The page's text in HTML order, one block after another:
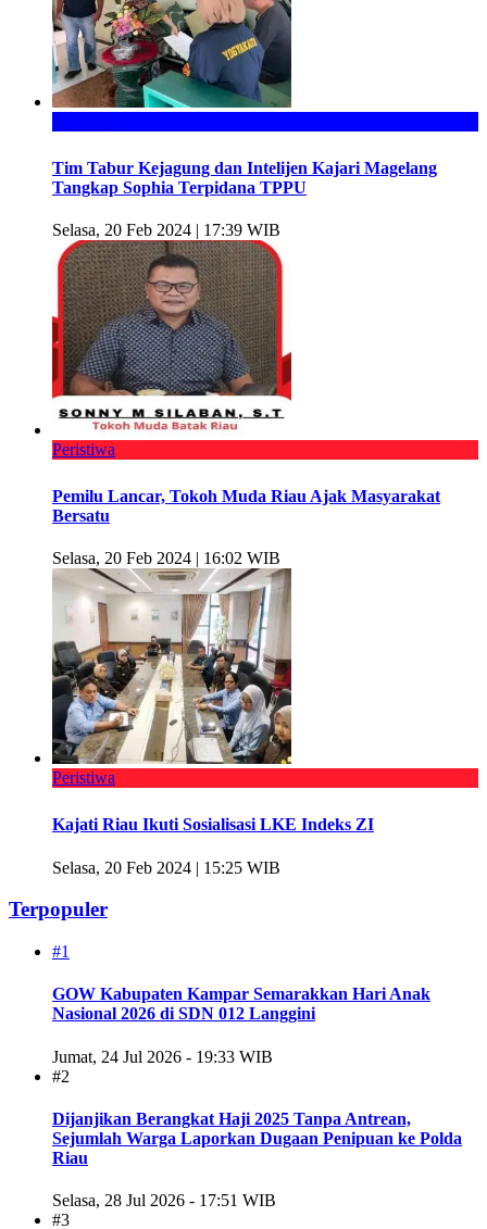
Tim Tabur Kejagung dan Intelijen Kajari Magelang
Tangkap Sophia Terpidana TPPU
Selasa, 20 Feb 2024 | 17:39 WIB
Peristiwa
Pemilu Lancar, Tokoh Muda Riau Ajak Masyarakat
Bersatu
Selasa, 20 Feb 2024 | 16:02 WIB
Peristiwa
Kajati Riau Ikuti Sosialisasi LKE Indeks ZI
Selasa, 20 Feb 2024 | 15:25 WIB
Terpopuler
#1
GOW Kabupaten Kampar Semarakkan Hari Anak
Nasional 2026 di SDN 012 Langgini
Jumat, 24 Jul 2026 - 19:33 WIB
#2
Dijanjikan Berangkat Haji 2025 Tanpa Antrean,
Sejumlah Warga Laporkan Dugaan Penipuan ke Polda
Riau
Selasa, 28 Jul 2026 - 17:51 WIB
#3